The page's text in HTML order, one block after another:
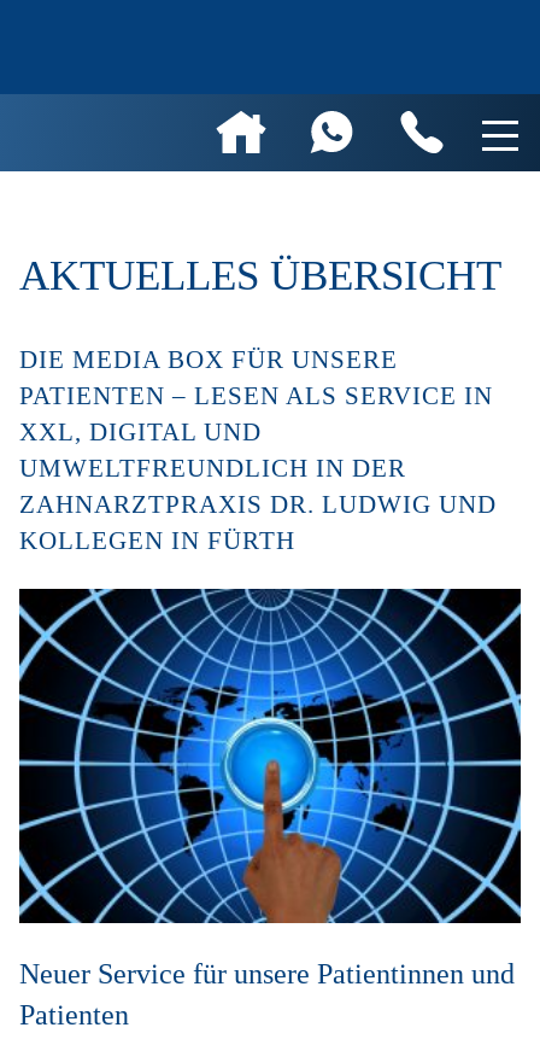
AKTUELLES ÜBERSICHT
DIE MEDIA BOX FÜR UNSERE
PATIENTEN – LESEN ALS SERVICE IN
XXL, DIGITAL UND
UMWELTFREUNDLICH IN DER
ZAHNARZTPRAXIS DR. LUDWIG UND
KOLLEGEN IN FÜRTH
Neuer Service für unsere Patientinnen und
Patienten